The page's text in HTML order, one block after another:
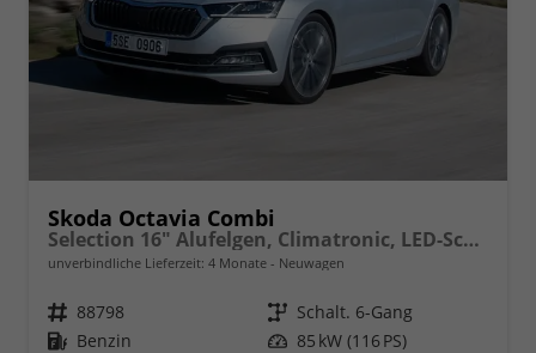
Skoda Octavia Combi
Selection 16" Alufelgen, Climatronic, LED-Scheinwerfer, Parksensoren hinten, Radio 10" + Wireless Smartlink, Tempomat, Multifunktions-Lederlenkrad, Dachreling uvm.
unverbindliche Lieferzeit: 4 Monate Neuwagen
Fahrzeugnr. 88798 Getriebe Schalt. 6-Gang
Kraftstoff Benzin Leistung 85 kW (116 PS)